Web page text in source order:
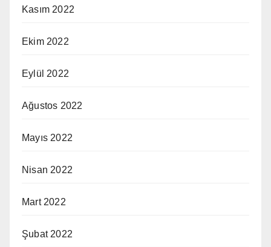
Kasım 2022
Ekim 2022
Eylül 2022
Ağustos 2022
Mayıs 2022
Nisan 2022
Mart 2022
Şubat 2022